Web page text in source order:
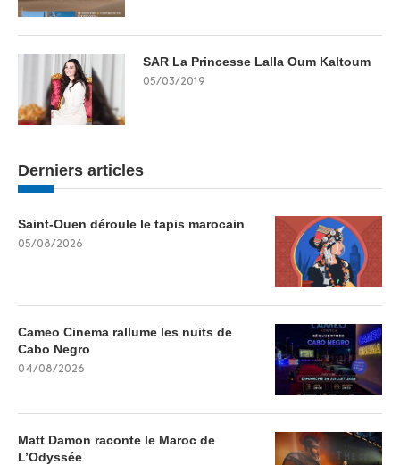
SAR La Princesse Lalla Oum Kaltoum
05/03/2019
Derniers articles
Saint-Ouen déroule le tapis marocain
05/08/2026
Cameo Cinema rallume les nuits de
Cabo Negro
04/08/2026
Matt Damon raconte le Maroc de
L’Odyssée